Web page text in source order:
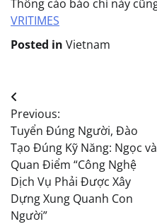
Thông cáo báo chí này
VRITIMES
Posted in Vietnam
Post
navigation
Previous:
Tuyển Đúng Người, Đào
Tạo Đúng Kỹ Năng: Ngọc và
Quan Điểm “Công Nghệ
Dịch Vụ Phải Được Xây
Dựng Xung Quanh Con
Người”